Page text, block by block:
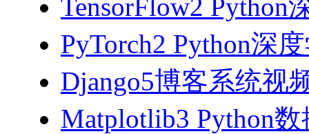
TensorFlow2 Python
PyTorch2 Python深
Django5博客系统视
Matplotlib3 Python